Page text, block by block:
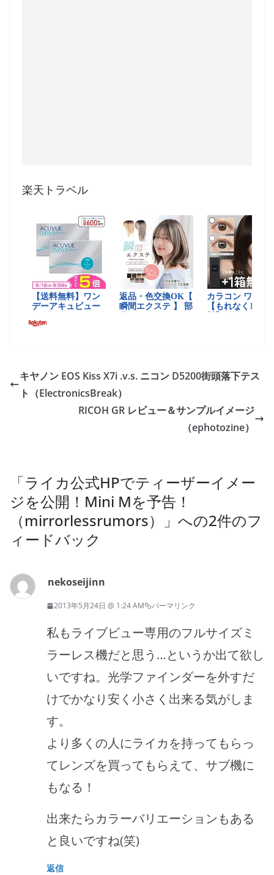
楽天トラベル
キヤノン EOS Kiss X7i .v.s. ニコン D5200街頭落下テス
ト（ElectronicsBreak）
RICOH GR レビュー＆サンプルイメージ
（ephotozine）
「ライカ公式HPでティーザーイメー
ジを公開！Mini Mを予告！
（mirrorlessrumors）
」への2件のフ
ィードバック
nekoseijinn
2013年5月24日 @ 1:24 AM パーマリンク
私もライブビュー専用のフルサイズミ
ラーレス機だと思う…というか出て欲し
いですね。光学ファインダーを外すだ
けでかなり安く小さく出来る気がしま
す。
より多くの人にライカを持ってもらっ
てレンズを買ってもらえて、サブ機に
もなる！
出来たらカラーバリエーションもある
と良いですね(笑)
返信